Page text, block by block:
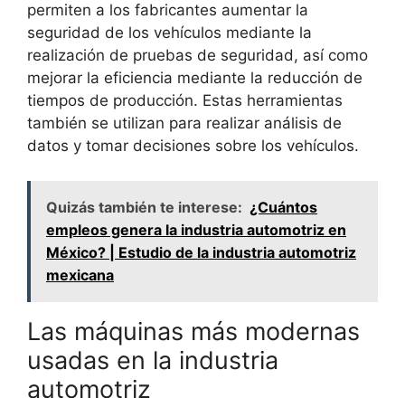
permiten a los fabricantes aumentar la
seguridad de los vehículos mediante la
realización de pruebas de seguridad, así como
mejorar la eficiencia mediante la reducción de
tiempos de producción. Estas herramientas
también se utilizan para realizar análisis de
datos y tomar decisiones sobre los vehículos.
Quizás también te interese: ¿Cuántos
empleos genera la industria automotriz en
México? | Estudio de la industria automotriz
mexicana
Las máquinas más modernas
usadas en la industria
automotriz